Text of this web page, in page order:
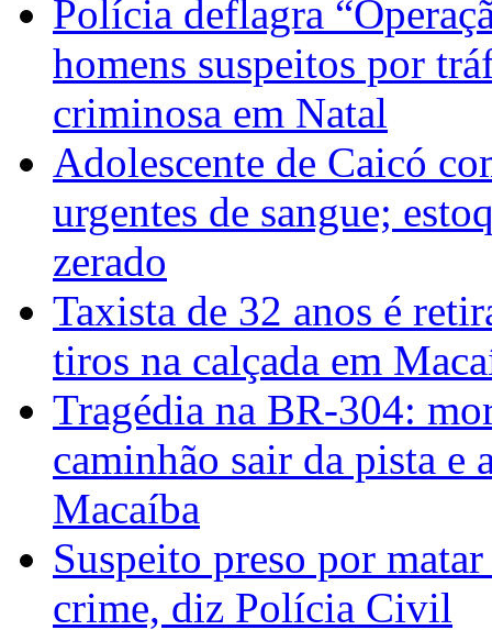
Polícia deflagra
homens suspeitos por
criminosa em Natal
Adolescente de Caicó
urgentes de sangue;
zerado
Taxista de 32 anos é
tiros na calçada em
Tragédia na BR-304:
caminhão sair da pista
Macaíba
Suspeito preso por
crime, diz Polícia Civil